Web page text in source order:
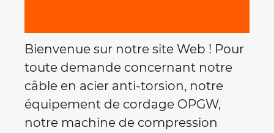
Bienvenue sur notre site Web ! Pour
toute demande concernant notre
câble en acier anti-torsion, notre
équipement de cordage OPGW,
notre machine de compression